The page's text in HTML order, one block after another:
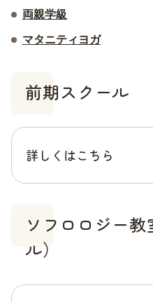
両親学級
マタニティヨガ
前期スクール
詳しくはこちら
ソフロロジー
ル）